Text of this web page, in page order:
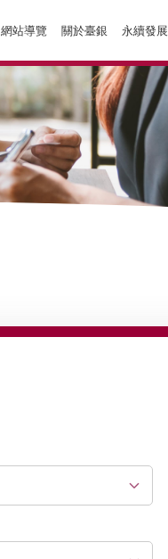
網站導覽 關於臺銀 永續發展